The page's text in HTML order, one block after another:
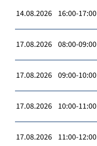
14.08.2026 16:00-17:00
17.08.2026 08:00-09:00
17.08.2026 09:00-10:00
17.08.2026 10:00-11:00
17.08.2026 11:00-12:00